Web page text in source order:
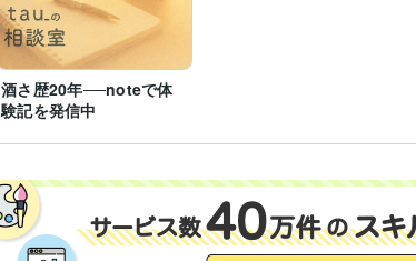
酒さ歴20年──noteで体
験記を発信中